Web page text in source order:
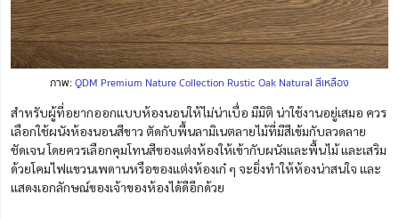
ภาพ:QDM Premium Nature Collection Rustic Oak Natural สีเหลือง
สำหรับผู้ที่อยากออกแบบห้องนอนให้ไม่น่าเบื่อ มีมิติ น่าใช้งานอยู่เสมอ ควร
เลือกใช้ผนังห้องนอนสีขาว ตัดกับพื้นลามิเนตลายไม้ที่มีสีเข้มกับลวดลาย
ชัดเจน โดยควรเลือกคุมโทนสีของแต่งห้องให้เข้ากับผนังและพื้นไม้ และเสริม
ด้วยโคมไฟแขวนเพดานหรือของแต่งห้องเก๋ ๆ จะยิ่งทำให้ห้องน่าสนใจ และ
แสดงเอกลักษณ์ของเจ้าของห้องได้ดีอีกด้วย